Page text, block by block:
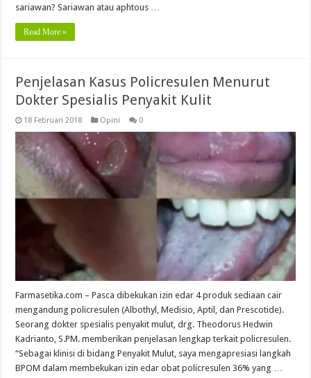
sariawan? Sariawan atau aphtous …
Read More »
Penjelasan Kasus Policresulen Menurut
Dokter Spesialis Penyakit Kulit
18 Februari 2018 Opini 0
Farmasetika.com – Pasca dibekukan izin edar 4 produk sediaan cair
mengandung policresulen (Albothyl, Medisio, Aptil, dan Prescotide).
Seorang dokter spesialis penyakit mulut, drg. Theodorus Hedwin
Kadrianto, S.PM. memberikan penjelasan lengkap terkait policresulen.
“Sebagai klinisi di bidang Penyakit Mulut, saya mengapresiasi langkah
BPOM dalam membekukan izin edar obat policresulen 36% yang …